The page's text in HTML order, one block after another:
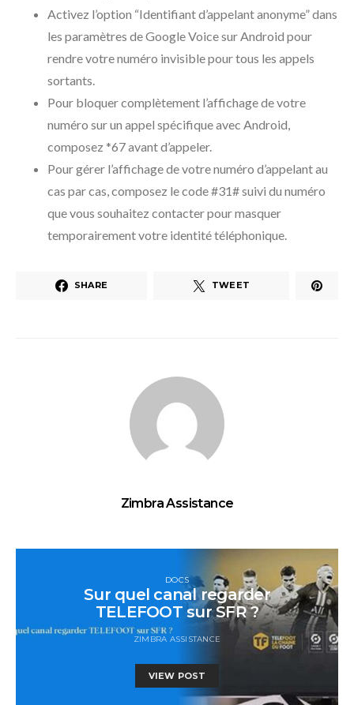
Activez l’option “Identifiant d’appelant anonyme” dans
les paramètres de Google Voice sur Android pour
rendre votre numéro invisible pour tous les appels
sortants.
Pour bloquer complètement l’affichage de votre
numéro sur un appel spécifique avec Android,
composez *67 avant d’appeler.
Pour gérer l’affichage de votre numéro d’appelant au
cas par cas, composez le code #31# suivi du numéro
que vous souhaitez contacter pour masquer
temporairement votre identité téléphonique.
SHARE TWEET
Zimbra Assistance
DOCS
Sur quel canal regarder
TELEFOOT sur SFR ?
ZIMBRA ASSISTANCE
VIEW POST